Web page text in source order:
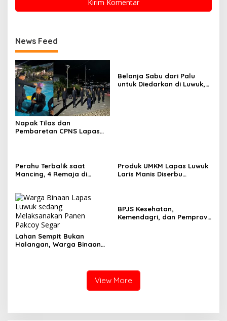
News Feed
Napak Tilas dan
Pembaretan CPNS Lapas
Belanja Sabu dari Palu
untuk Diedarkan di Luwuk,
Perahu Terbalik saat
Mancing, 4 Remaja di
Laut
Produk UMKM Lapas Luwuk
Laris Manis Diserbu
Lahan Sempit Bukan
Halangan, Warga Binaan
BPJS Kesehatan,
Kemendagri, dan Pemprov
View More